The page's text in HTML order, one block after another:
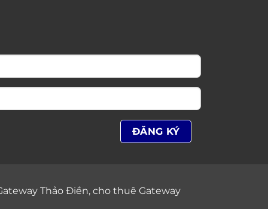
Thảo Điền, cho thuê Gateway